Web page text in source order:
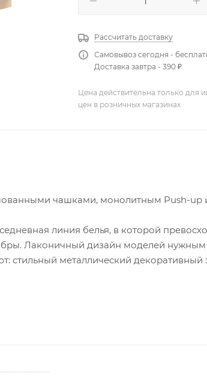
Рассчитать доставку
Самовывоз сегодня -
Доставка завтра - 390 ₽
Цена действительна только для
цен в розничных магазинах
чашками, монолитным Push-
линия белья, в которой
Лаконичный дизайн моделей нужным
стильный металлический декоративный